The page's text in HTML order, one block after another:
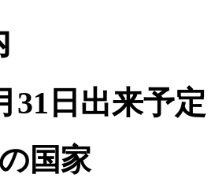
31日出来予定
国家